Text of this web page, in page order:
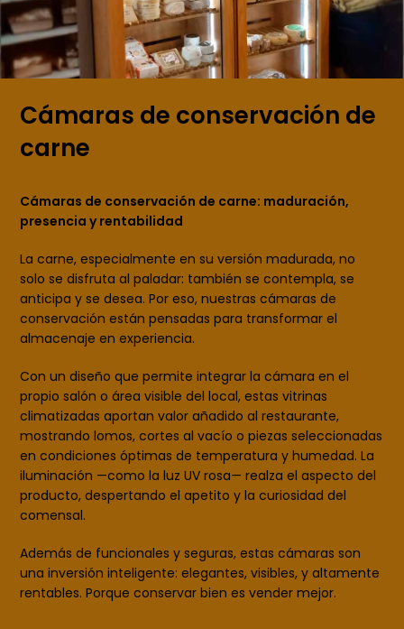
Cámaras de conservación de
carne
Cámaras de conservación de carne: maduración,
presencia y rentabilidad
La carne, especialmente en su versión madurada, no
solo se disfruta al paladar: también se contempla, se
anticipa y se desea. Por eso, nuestras cámaras de
conservación están pensadas para transformar el
almacenaje en experiencia.
Con un diseño que permite integrar la cámara en el
propio salón o área visible del local, estas vitrinas
climatizadas aportan valor añadido al restaurante,
mostrando lomos, cortes al vacío o piezas seleccionadas
en condiciones óptimas de temperatura y humedad. La
iluminación —como la luz UV rosa— realza el aspecto del
producto, despertando el apetito y la curiosidad del
comensal.
Además de funcionales y seguras, estas cámaras son
una inversión inteligente: elegantes, visibles, y altamente
rentables. Porque conservar bien es vender mejor.